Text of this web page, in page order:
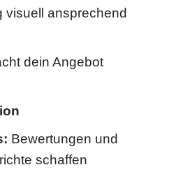
visuell ansprechend
dein Angebot
Bewertungen und
schaffen